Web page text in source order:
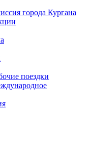
города Кургана
поездки